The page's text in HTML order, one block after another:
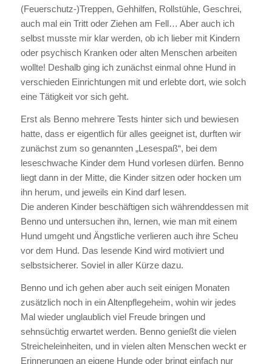
(Feuerschutz-)Treppen, Gehhilfen, Rollstühle, Geschrei,
auch mal ein Tritt oder Ziehen am Fell… Aber auch ich
selbst musste mir klar werden, ob ich lieber mit Kindern
oder psychisch Kranken oder alten Menschen arbeiten
wollte! Deshalb ging ich zunächst einmal ohne Hund in
verschieden Einrichtungen mit und erlebte dort, wie solch
eine Tätigkeit vor sich geht.
Erst als Benno mehrere Tests hinter sich und bewiesen
hatte, dass er eigentlich für alles geeignet ist, durften wir
zunächst zum so genannten „Lesespaß“, bei dem
leseschwache Kinder dem Hund vorlesen dürfen. Benno
liegt dann in der Mitte, die Kinder sitzen oder hocken um
ihn herum, und jeweils ein Kind darf lesen.
Die anderen Kinder beschäftigen sich währenddessen mit
Benno und untersuchen ihn, lernen, wie man mit einem
Hund umgeht und Ängstliche verlieren auch ihre Scheu
vor dem Hund. Das lesende Kind wird motiviert und
selbstsicherer. Soviel in aller Kürze dazu.
Benno und ich gehen aber auch seit einigen Monaten
zusätzlich noch in ein Altenpflegeheim, wohin wir jedes
Mal wieder unglaublich viel Freude bringen und
sehnsüchtig erwartet werden. Benno genießt die vielen
Streicheleinheiten, und in vielen alten Menschen weckt er
Erinnerungen an eigene Hunde oder bringt einfach nur